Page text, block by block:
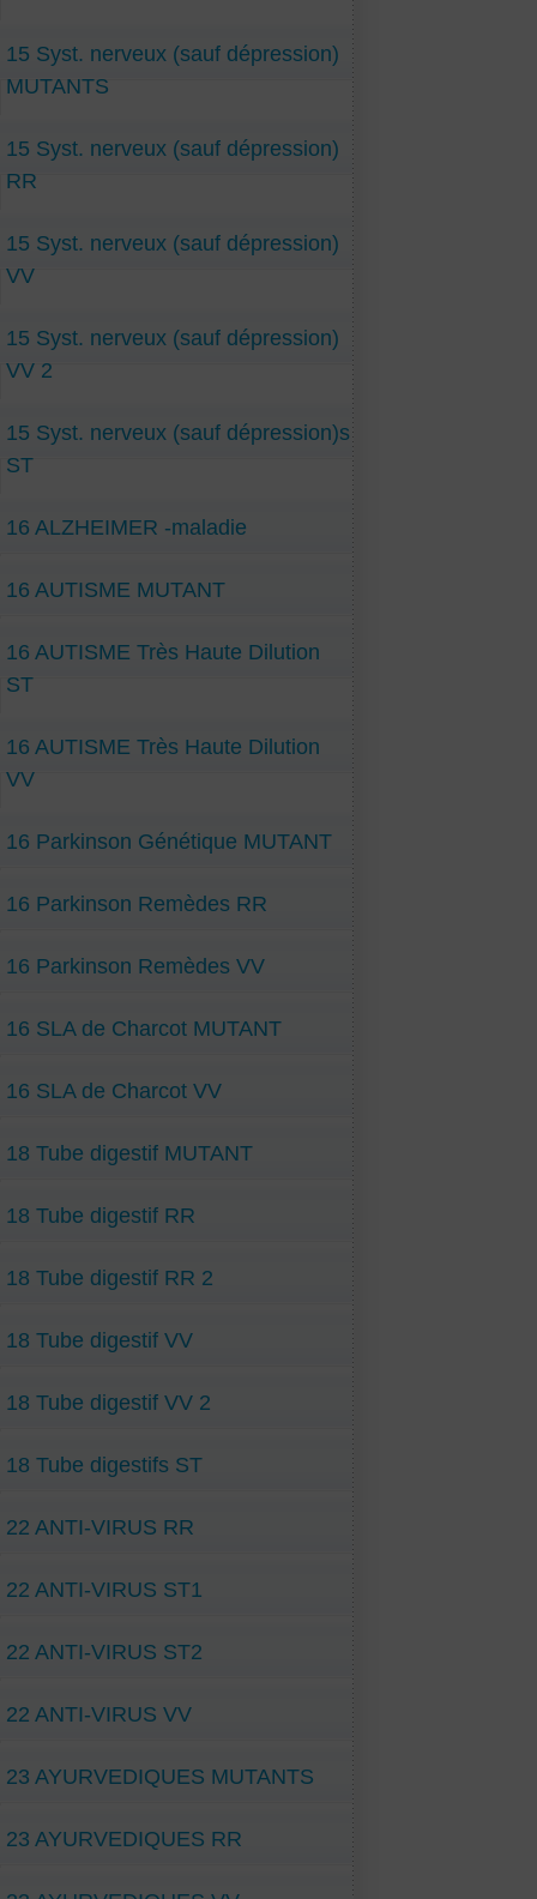
15 Syst. nerveux (sauf dépression)
MUTANTS
15 Syst. nerveux (sauf dépression)
RR
15 Syst. nerveux (sauf dépression)
VV
15 Syst. nerveux (sauf dépression)
VV 2
15 Syst. nerveux (sauf dépression)s
ST
16 ALZHEIMER -maladie
16 AUTISME MUTANT
16 AUTISME Très Haute Dilution
ST
16 AUTISME Très Haute Dilution
VV
16 Parkinson Génétique MUTANT
16 Parkinson Remèdes RR
16 Parkinson Remèdes VV
16 SLA de Charcot MUTANT
16 SLA de Charcot VV
18 Tube digestif MUTANT
18 Tube digestif RR
18 Tube digestif RR 2
18 Tube digestif VV
18 Tube digestif VV 2
18 Tube digestifs ST
22 ANTI-VIRUS RR
22 ANTI-VIRUS ST1
22 ANTI-VIRUS ST2
22 ANTI-VIRUS VV
23 AYURVEDIQUES MUTANTS
23 AYURVEDIQUES RR